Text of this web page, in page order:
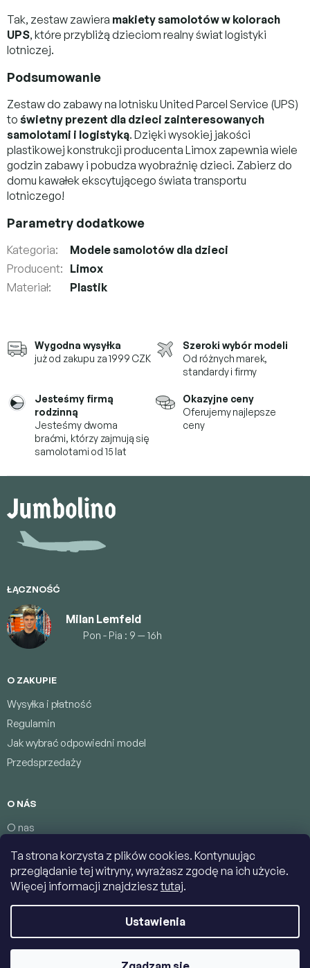
Ta strona korzysta z plików cookies. Kontynuując
przeglądanie tej witryny, wyrażasz zgodę na ich użycie.
Więcej informacji znajdziesztutaj.
Ustawienia
Wygodna wysyłka
już od zakupu za 1999 CZK
Szeroki wybór modeli
Od różnych marek,
standardy i firmy
Jesteśmy firmą
rodzinną
Jesteśmy dwoma
braćmi, którzyzajmują się
samolotami od 15 lat
Okazyjne ceny
Oferujemy najlepsze
ceny
Tak, zestaw zawiera makiety samolotów w kolorach
UPS, które przybliżą dzieciom realny świat logistyki
lotniczej.
Podsumowanie
Zestaw do zabawy na lotnisku United Parcel Service (UPS)
to świetny prezent dla dzieci zainteresowanych
samolotami i logistyką. Dzięki wysokiej jakości
plastikowej konstrukcji producenta Limox zapewnia wiele
godzin zabawy i pobudza wyobraźnię dzieci. Zabierz do
domu kawałek ekscytującego świata transportu
lotniczego!
Parametry dodatkowe
Kategoria:
Modele samolotów dla dzieci
Producent: Limox
Materiał: Plastik
o
ŁĄCZNOŚĆ
Milan Lemfeld
Pon - Pia : 9 — 16h
O ZAKUPIE
Wysyłka i płatność
Regulamin
Jak wybrać odpowiedni model
Przedsprzedaży
O NÁS
O nas
Warunki ochrony danych osobowych
Łączność
Copyright 2026Jumbolino-model.com. Wszystkie prawa
Edytuj ustawienia plików cookie